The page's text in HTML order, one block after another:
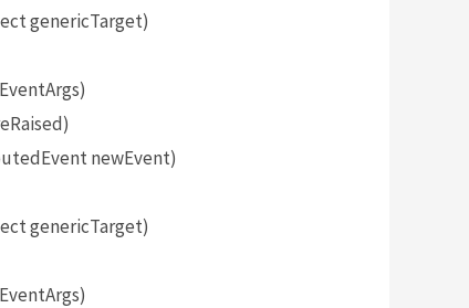
genericTarget)
newEvent)
genericTarget)